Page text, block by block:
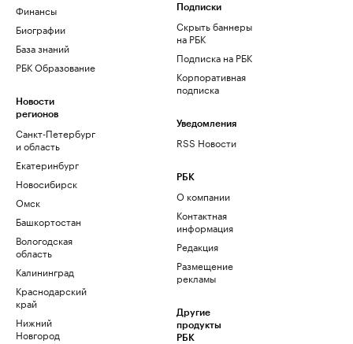
Финансы
Биографии
База знаний
РБК Образование
Новости
регионов
Санкт-Петербург
и область
Екатеринбург
Новосибирск
Омск
Башкортостан
Вологодская
область
Калининград
Краснодарский
край
Нижний
Новгород
Подписки
Скрыть баннеры
на РБК
Подписка на РБК
Корпоративная
подписка
Уведомления
RSS Новости
РБК
О компании
Контактная
информация
Редакция
Размещение
рекламы
Другие
продукты
РБК